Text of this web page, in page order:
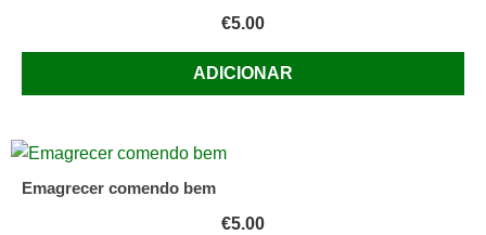
€5.00
ADICIONAR
Emagrecer comendo bem
€5.00